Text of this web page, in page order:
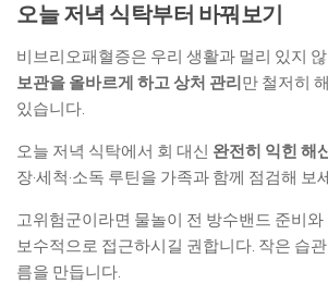
오늘 저녁 식탁부터 바꿔보기
비브리오패혈증은 우리 생활과 멀리 있지
보관을 올바르게 하고 상처 관리 만 철저히
있습니다.
오늘 저녁 식탁에서 회 대신 완전히 익힌 해
장·세척·소독 루틴을 가족과 함께 점검해 보
고위험군이라면 물놀이 전 방수밴드 준비와
보수적으로 접근하시길 권합니다. 작은 습
름을 만듭니다.